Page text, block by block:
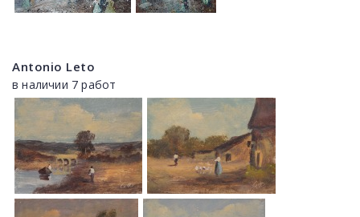
Antonio Leto
в наличии 7 работ